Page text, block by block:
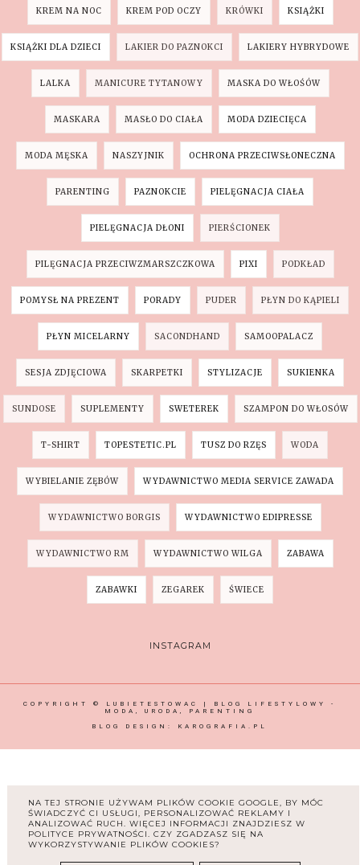
KREM NA NOC KREM POD OCZY KRÓWKI KSIĄŻKI
KSIĄŻKI DLA DZIECI LAKIER DO PAZNOKCI LAKIERY HYBRYDOWE
LALKA MANICURE TYTANOWY MASKA DO WŁOŚÓW
MASKARA MASŁO DO CIAŁA MODA DZIECIĘCA
MODA MĘSKA NASZYJNIK OCHRONA PRZECIWSŁONECZNA
PARENTING PAZNOKCIE PIELĘGNACJA CIAŁA
PIELĘGNACJA DŁONI PIERŚCIONEK
PILĘGNACJA PRZECIWZMARSZCZKOWA PIXI PODKŁAD
POMYSŁ NA PREZENT PORADY PUDER PŁYN DO KĄPIELI
PŁYN MICELARNY SACONDHAND SAMOOPALACZ
SESJA ZDJĘCIOWA SKARPETKI STYLIZACJE SUKIENKA
SUNDOSE SUPLEMENTY SWETEREK SZAMPON DO WŁOSÓW
T-SHIRT TOPESTETIC.PL TUSZ DO RZĘS WODA
WYBIELANIE ZĘBÓW WYDAWNICTWO MEDIA SERVICE ZAWADA
WYDAWNICTWO BORGIS WYDAWNICTWO EDIPRESSE
WYDAWNICTWO RM WYDAWNICTWO WILGA ZABAWA
ZABAWKI ZEGAREK ŚWIECE
INSTAGRAM
COPYRIGHT © LUBIETESTOWAC | BLOG LIFESTYLOWY -
MODA, URODA, PARENTING
BLOG DESIGN: KAROGRAFIA.PL
NA TEJ STRONIE UŻYWAM PLIKÓW COOKIE GOOGLE, BY MÓC
ŚWIADCZYĆ CI USŁUGI, PERSONALIZOWAĆ REKLAMY I
ANALIZOWAĆ RUCH. WIĘCEJ INFORMACJI ZNAJDZIESZ W
POLITYCE PRYWATNOŚCI. CZY ZGADZASZ SIĘ NA
WYKORZYSTYWANIE PLIKÓW COOKIES?